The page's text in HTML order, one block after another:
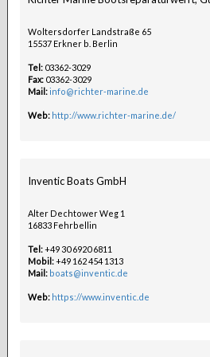
Woltersdorfer Landstraße 65
15537 Erkner b. Berlin
Tel:03362-3029
Fax:03362-3029
Mail:info@richter-marine.de
Web: http://www.richter-marine.de/
Inventic Boats GmbH
Alter Dechtower Weg 1
16833 Fehrbellin
Tel:+49 30 6920 6811
Mobil:+49 162 454 1313
Mail: boats@inventic.de
Web: https://www.inventic.de